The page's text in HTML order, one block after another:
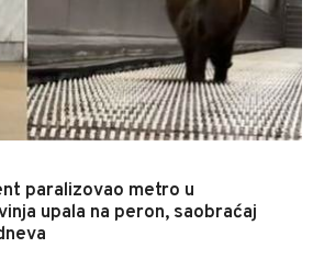
paralizovao metro u
upala na peron, saobraćaj